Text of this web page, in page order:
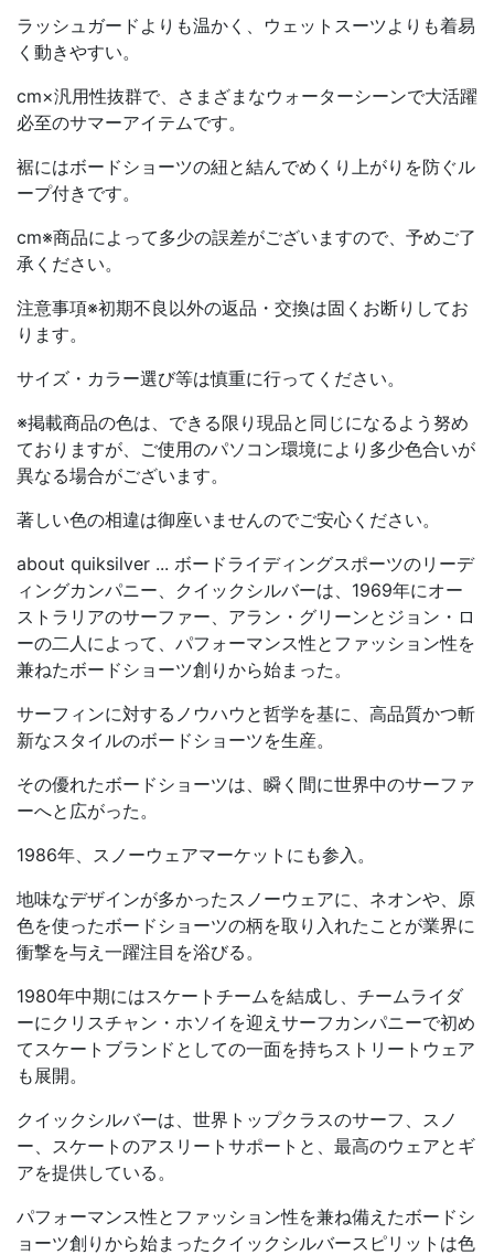
ラッシュガードよりも温かく、ウェットスーツよりも着易
く動きやすい。
cm×汎用性抜群で、さまざまなウォーターシーンで大活躍
必至のサマーアイテムです。
裾にはボードショーツの紐と結んでめくり上がりを防ぐル
ープ付きです。
cm※商品によって多少の誤差がございますので、予めご了
承ください。
注意事項※初期不良以外の返品・交換は固くお断りしてお
ります。
サイズ・カラー選び等は慎重に行ってください。
※掲載商品の色は、できる限り現品と同じになるよう努め
ておりますが、ご使用のパソコン環境により多少色合いが
異なる場合がございます。
著しい色の相違は御座いませんのでご安心ください。
about quiksilver ... ボードライディングスポーツのリーデ
ィングカンパニー、クイックシルバーは、1969年にオー
ストラリアのサーファー、アラン・グリーンとジョン・ロ
ーの二人によって、パフォーマンス性とファッション性を
兼ねたボードショーツ創りから始まった。
サーフィンに対するノウハウと哲学を基に、高品質かつ斬
新なスタイルのボードショーツを生産。
その優れたボードショーツは、瞬く間に世界中のサーファ
ーへと広がった。
1986年、スノーウェアマーケットにも参入。
地味なデザインが多かったスノーウェアに、ネオンや、原
色を使ったボードショーツの柄を取り入れたことが業界に
衝撃を与え一躍注目を浴びる。
1980年中期にはスケートチームを結成し、チームライダ
ーにクリスチャン・ホソイを迎えサーフカンパニーで初め
てスケートブランドとしての一面を持ちストリートウェア
も展開。
クイックシルバーは、世界トップクラスのサーフ、スノ
ー、スケートのアスリートサポートと、最高のウェアとギ
アを提供している。
パフォーマンス性とファッション性を兼ね備えたボードシ
ョーツ創りから始まったクイックシルバースピリットは色